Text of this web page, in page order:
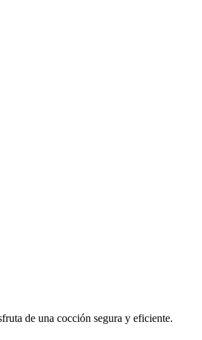
de una cocción segura y eficiente.